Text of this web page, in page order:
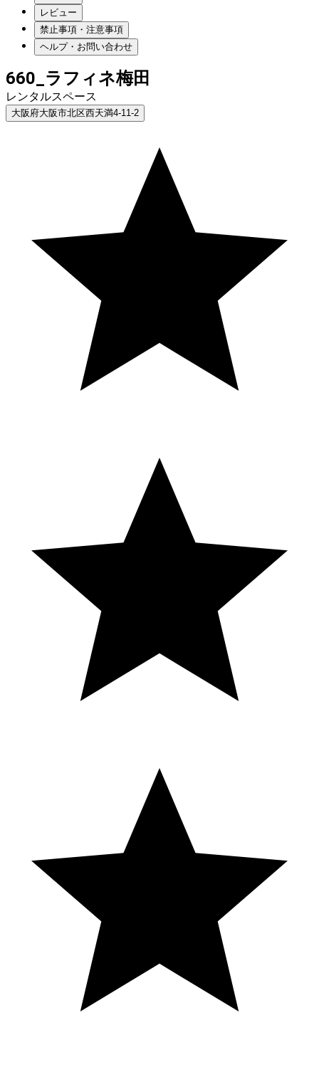
レビュー
禁止事項・注意事項
ヘルプ・お問い合わせ
660_ラフィネ梅田
レンタルスペース
大阪府大阪市北区西天満4-11-2